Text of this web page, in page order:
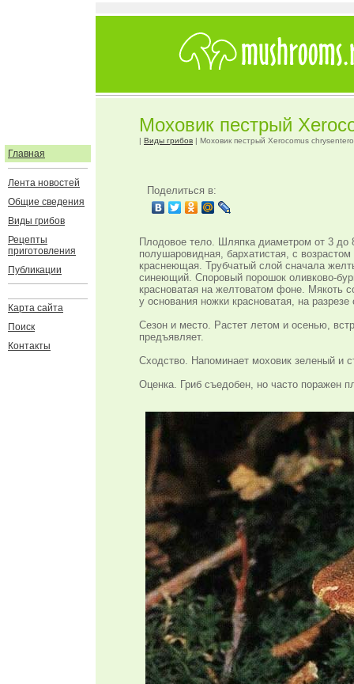
Главная
Лента новостей
Общие сведения
Виды грибов
Рецепты
приготовления
Публикации
Карта сайта
Поиск
Контакты
Моховик пестрый
| Виды грибов | Моховик пестрый Xerocomus
Поделиться в:
Плодовое тело. Шляпка диаметром от 3 до
полушаровидная, бархатистая, с
краснеющая. Трубчатый слой сначала
синеющий. Споровый порошок оливково-
красноватая на желтоватом фоне. Мякоть
у основания ножки красноватая, на
Сезон и место. Растет летом и осенью,
предъявляет.
Сходство. Напоминает моховик зеленый и
Оценка. Гриб съедобен, но часто поражен